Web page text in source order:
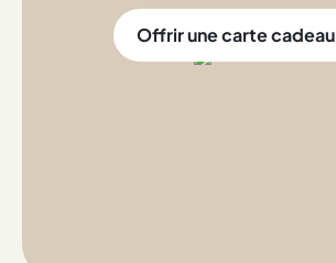
Offrir une carte cadeau